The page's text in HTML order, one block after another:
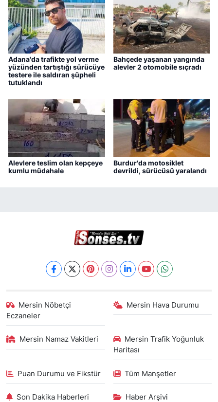
Adana'da trafikte yol verme
yüzünden tartıştığı sürücüye
testere ile saldıran şüpheli
tutuklandı
Bahçede yaşanan yangında
alevler 2 otomobile sıçradı
Alevlere teslim olan kepçeye
kumlu müdahale
Burdur'da motosiklet
devrildi, sürücüsü yaralandı
Mersin Nöbetçi
Eczaneler
Mersin Hava Durumu
Mersin Namaz Vakitleri
Mersin Trafik Yoğunluk
Haritası
Puan Durumu ve Fikstür Tüm Manşetler
Son Dakika Haberleri Haber Arşivi